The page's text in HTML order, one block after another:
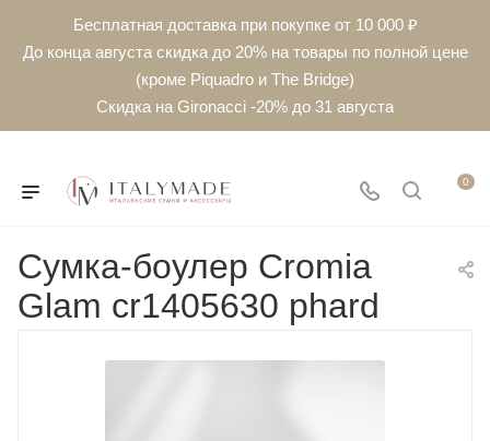
Бесплатная доставка при покупке от 10 000 ₽
До конца августа скидка до 20% на товары по полной цене
(кроме Piquadro и The Bridge)
Скидка на Gironacci -20% до 31 августа
0
Сумка-боулер Cromia
Glam cr1405630 phard